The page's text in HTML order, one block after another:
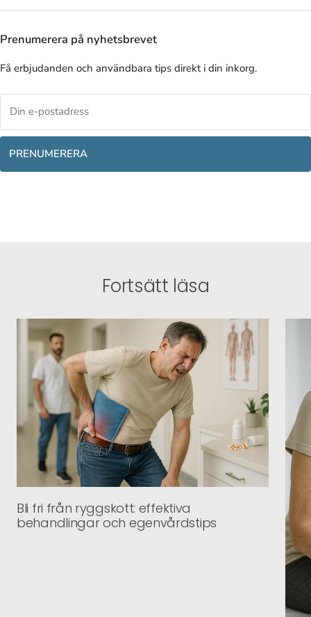
Prenumerera på nyhetsbrevet
Få erbjudanden och användbara tips direkt i din inkorg.
PRENUMERERA
Fortsätt läsa
Bli fri från ryggskott: effektiva
behandlingar och egenvårdstips